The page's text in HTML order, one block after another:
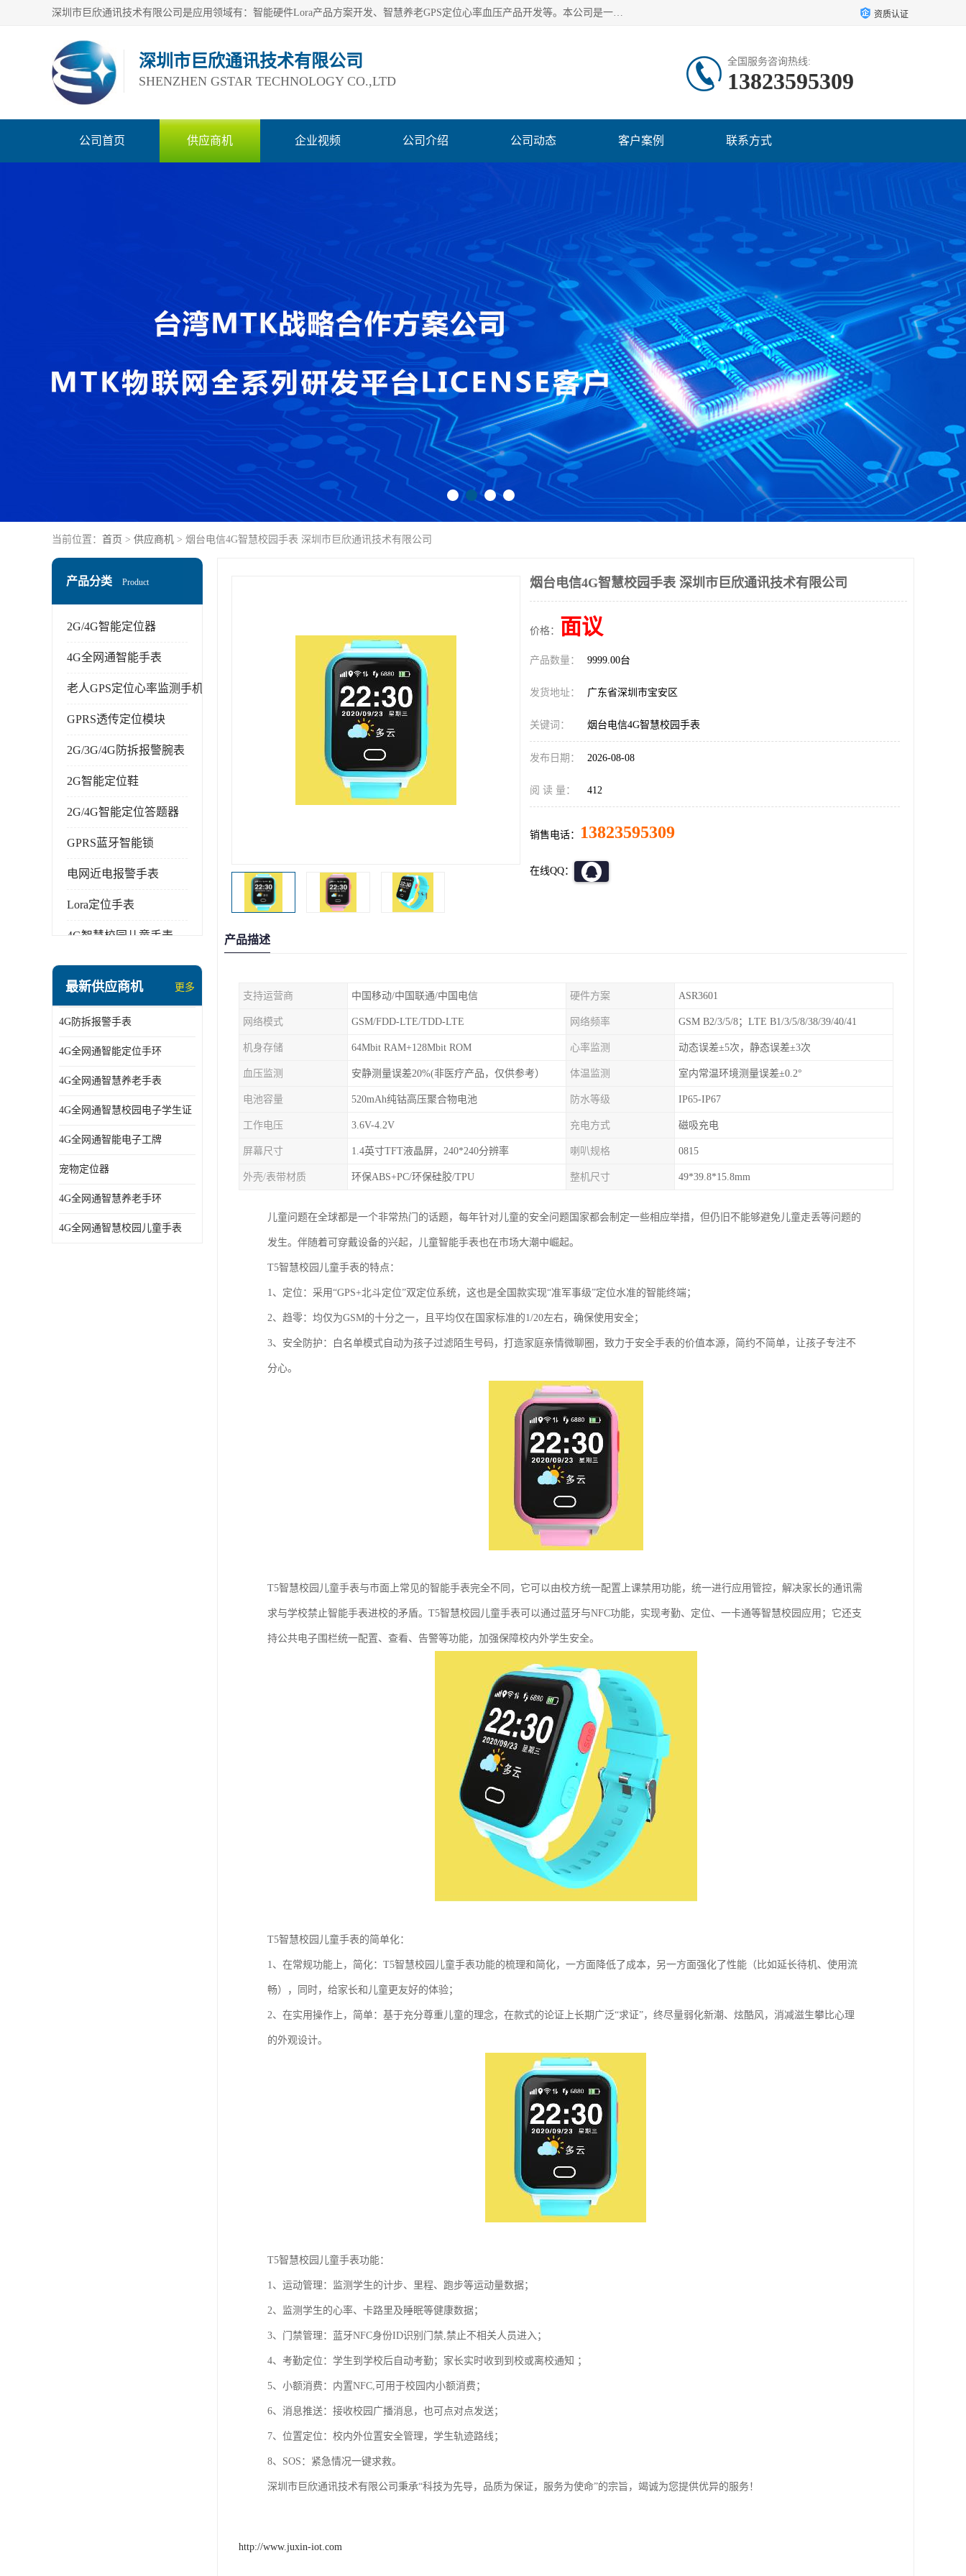
深圳市巨欣通讯技术有限公司是应用领域有：智能硬件Lora产品方案开发、智慧养老GPS定位心率血压产品开发等。本公司是一家民营高新技术企业、行业成员之一的智能硬件方案提供商，公司致力于为智能物联领域提供硬件解决方案。公司可满足不同类型客户采购需要，巨欣通讯切身体会客户对服务及时性的要求，建立了完善的售后服务系统，运用先进的互联网工具为客户提供及时、周到的服务！ 资质认证
深圳市巨欣通讯技术有限公司
SHENZHEN GSTAR TECHNOLOGY CO.,LTD
全国服务咨询热线:
13823595309
公司首页 供应商机 企业视频 公司介绍 公司动态 客户案例 联系方式
当前位置： 首页 > 供应商机 > 烟台电信4G智慧校园手表 深圳市巨欣通讯技术有限公司
产品分类 Product
2G/4G智能定位器
4G全网通智能手表
老人GPS定位心率监测手机
GPRS透传定位模块
2G/3G/4G防拆报警腕表
2G智能定位鞋
2G/4G智能定位答题器
GPRS蓝牙智能锁
电网近电报警手表
Lora定位手表
4G智慧校园儿童手表
指静脉识别智能锁
2G/BT4.0智能睡眠带
2G/4G智慧养老手环
最新供应商机 更多
4G防拆报警手表
4G全网通智能定位手环
4G全网通智慧养老手表
4G全网通智慧校园电子学生证
4G全网通智能电子工牌
宠物定位器
4G全网通智慧养老手环
4G全网通智慧校园儿童手表
烟台电信4G智慧校园手表 深圳市巨欣通讯技术有限公司
价格： 面议
产品数量： 9999.00台
发货地址： 广东省深圳市宝安区
关键词： 烟台电信4G智慧校园手表
发布日期： 2026-08-08
阅 读 量： 412
销售电话： 13823595309
在线QQ：
产品描述
支持运营商 中国移动/中国联通/中国电信 硬件方案 ASR3601
网络模式 GSM/FDD-LTE/TDD-LTE 网络频率 GSM B2/3/5/8；LTE B1/3/5/8/38/39/40/41
机身存储 64Mbit RAM+128Mbit ROM 心率监测 动态误差±5次，静态误差±3次
血压监测 安静测量误差20%(非医疗产品，仅供参考） 体温监测 室内常温环境测量误差±0.2°
电池容量 520mAh纯钴高压聚合物电池 防水等级 IP65-IP67
工作电压 3.6V-4.2V 充电方式 磁吸充电
屏幕尺寸 1.4英寸TFT液晶屏，240*240分辨率 喇叭规格 0815
外壳/表带材质 环保ABS+PC/环保硅胶/TPU 整机尺寸 49*39.8*15.8mm
儿童问题在全球都是一个非常热门的话题，每年针对儿童的安全问题国家都会制定一些相应举措，但仍旧不能够避免儿童走丢等问题的
发生。伴随着可穿戴设备的兴起，儿童智能手表也在市场大潮中崛起。
T5智慧校园儿童手表的特点：
1、定位：采用“GPS+北斗定位”双定位系统，这也是全国款实现“准军事级”定位水准的智能终端；
2、趋零：均仅为GSM的十分之一，且平均仅在国家标准的1/20左右，确保使用安全；
3、安全防护：白名单模式自动为孩子过滤陌生号码，打造家庭亲情微聊圈，致力于安全手表的价值本源，简约不简单，让孩子专注不
分心。
T5智慧校园儿童手表与市面上常见的智能手表完全不同，它可以由校方统一配置上课禁用功能，统一进行应用管控，解决家长的通讯需
求与学校禁止智能手表进校的矛盾。T5智慧校园儿童手表可以通过蓝牙与NFC功能，实现考勤、定位、一卡通等智慧校园应用；它还支
持公共电子围栏统一配置、查看、告警等功能，加强保障校内外学生安全。
T5智慧校园儿童手表的简单化：
1、在常规功能上，简化：T5智慧校园儿童手表功能的梳理和简化，一方面降低了成本，另一方面强化了性能（比如延长待机、使用流
畅），同时，给家长和儿童更友好的体验；
2、在实用操作上，简单：基于充分尊重儿童的理念，在款式的论证上长期广泛“求证”，终尽量弱化新潮、炫酷风，消减滋生攀比心理
的外观设计。
T5智慧校园儿童手表功能：
1、运动管理：监测学生的计步、里程、跑步等运动量数据；
2、监测学生的心率、卡路里及睡眠等健康数据；
3、门禁管理：蓝牙NFC身份ID识别门禁,禁止不相关人员进入；
4、考勤定位：学生到学校后自动考勤；家长实时收到到校或离校通知 ；
5、小额消费：内置NFC,可用于校园内小额消费；
6、消息推送：接收校园广播消息，也可点对点发送；
7、位置定位：校内外位置安全管理，学生轨迹路线；
8、SOS：紧急情况一键求救。
深圳市巨欣通讯技术有限公司秉承“科技为先导，品质为保证，服务为使命”的宗旨，竭诚为您提供优异的服务！
http://www.juxin-iot.com